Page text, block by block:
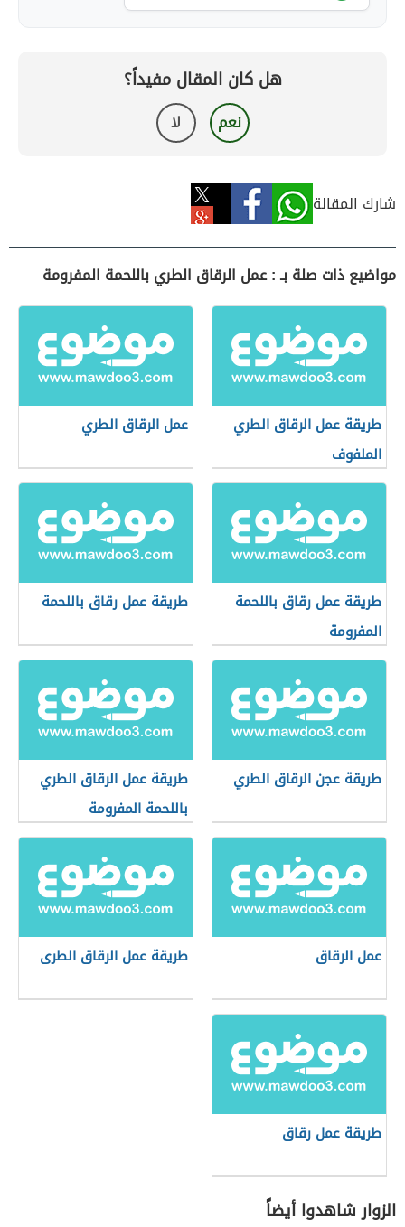
هل كان المقال مفيداً؟
نعم لا
شارك المقالة
مواضيع ذات صلة بـ : عمل الرقاق الطري باللحمة المفرومة
طريقة عمل الرقاق الطري
الملفوف
عمل الرقاق الطري
طريقة عمل رقاق باللحمة
المفرومة
طريقة عمل رقاق باللحمة
طريقة عجن الرقاق الطري
طريقة عمل الرقاق الطري
باللحمة المفرومة
عمل الرقاق طريقة عمل الرقاق الطرى
طريقة عمل رقاق
الزوار شاهدوا أيضاً